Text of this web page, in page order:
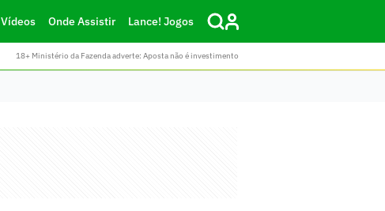
Vídeos Onde Assistir Lance! Jogos
18+ Ministério da Fazenda adverte: Aposta não é investimento